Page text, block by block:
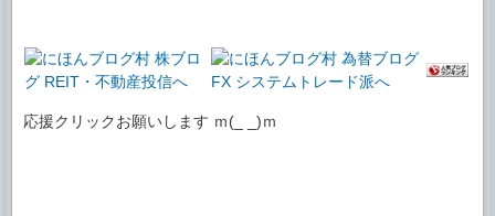
応援クリックお願いします ｍ(_ _)ｍ